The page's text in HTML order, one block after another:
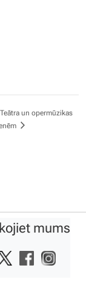
un opermūzikas
mums